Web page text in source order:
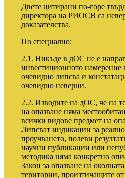
Двете цитирани по-горе
директора на РИОСВ са
доказателства.
По специално:
2.1. Никъде в дОС не е
инвестиционното намерение
очевидно липсва и
очевидно неверни.
2.2. Изводите на дОС, че на
на опазване няма
всички видове предмет на
Липсват индикации за
проучването, полеви
научни публикации или
методика няма конкретно
Закон за опазване на
територии, произтичащите